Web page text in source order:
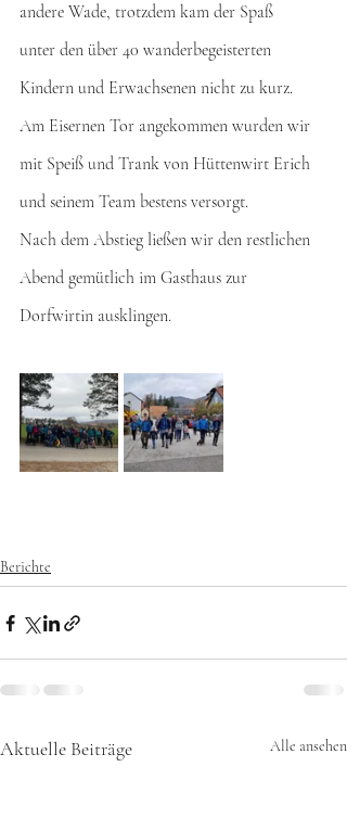
andere Wade, trotzdem kam der Spaß
unter den über 40 wanderbegeisterten
Kindern und Erwachsenen nicht zu kurz.
Am Eisernen Tor angekommen wurden wir
mit Speiß und Trank von Hüttenwirt Erich
und seinem Team bestens versorgt.
Nach dem Abstieg ließen wir den restlichen
Abend gemütlich im Gasthaus zur
Dorfwirtin ausklingen.
Berichte
Aktuelle Beiträge Alle ansehen